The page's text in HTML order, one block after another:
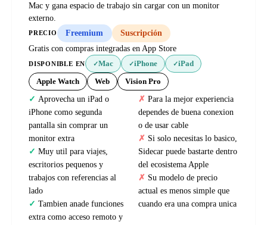
Mac y gana espacio de trabajo sin cargar con un monitor
externo.
PRECIO Freemium
Suscripción
Gratis con compras integradas en App Store
DISPONIBLE EN ✓Mac ✓iPhone ✓iPad
Apple Watch Web Vision Pro
Aprovecha un iPad o
iPhone como segunda
pantalla sin comprar un
monitor extra
Muy util para viajes,
escritorios pequenos y
trabajos con referencias al
lado
Tambien anade funciones
extra como acceso remoto y
Para la mejor experiencia
dependes de buena conexion
o de usar cable
Si solo necesitas lo basico,
Sidecar puede bastarte dentro
del ecosistema Apple
Su modelo de precio
actual es menos simple que
cuando era una compra unica